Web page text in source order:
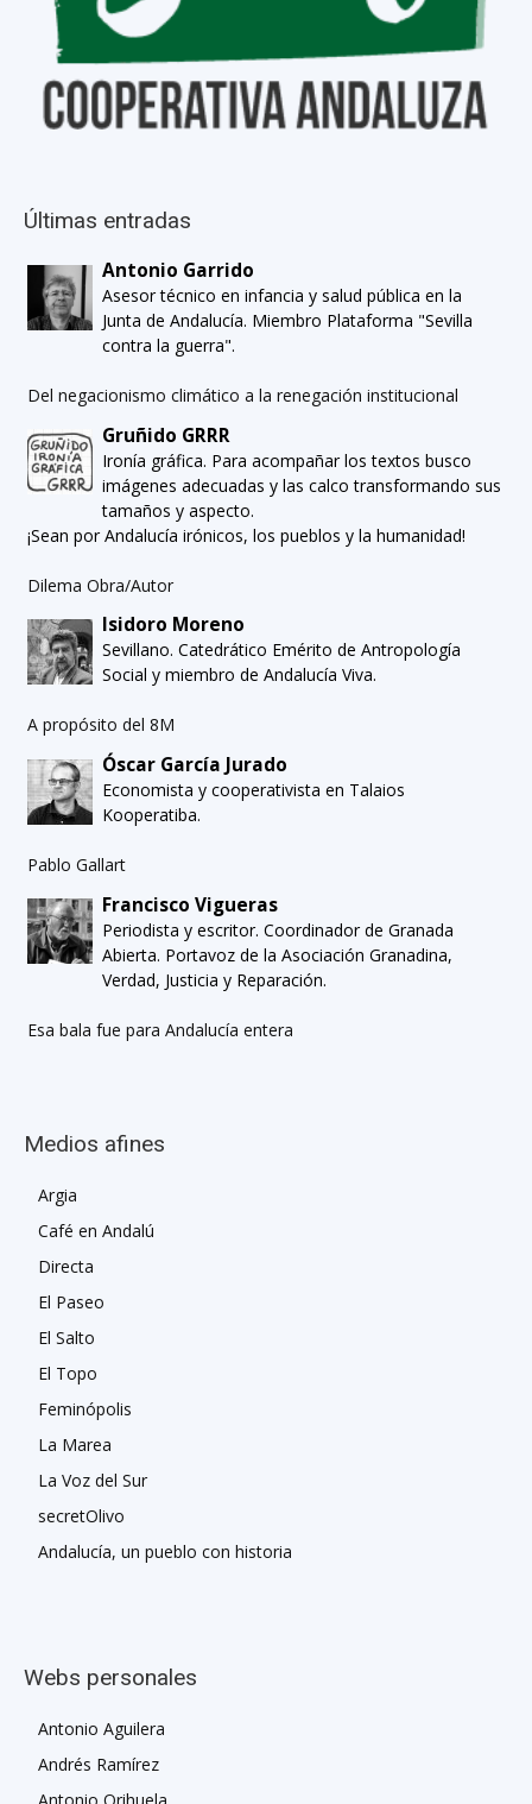
Últimas entradas
Antonio Garrido
Asesor técnico en infancia y salud pública en la
Junta de Andalucía. Miembro Plataforma "Sevilla
contra la guerra".
Del negacionismo climático a la renegación institucional
Gruñido GRRR
Ironía gráfica. Para acompañar los textos busco
imágenes adecuadas y las calco transformando sus
tamaños y aspecto.
¡Sean por Andalucía irónicos, los pueblos y la humanidad!
Dilema Obra/Autor
Isidoro Moreno
Sevillano. Catedrático Emérito de Antropología
Social y miembro de Andalucía Viva.
A propósito del 8M
Óscar García Jurado
Economista y cooperativista en Talaios
Kooperatiba.
Pablo Gallart
Francisco Vigueras
Periodista y escritor. Coordinador de Granada
Abierta. Portavoz de la Asociación Granadina,
Verdad, Justicia y Reparación.
Esa bala fue para Andalucía entera
Medios afines
Argia
Café en Andalú
Directa
El Paseo
El Salto
El Topo
Feminópolis
La Marea
La Voz del Sur
secretOlivo
Andalucía, un pueblo con historia
Webs personales
Antonio Aguilera
Andrés Ramírez